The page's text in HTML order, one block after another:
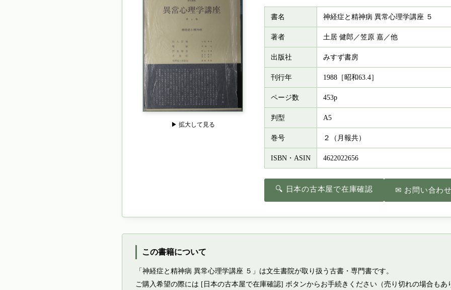
▶ 拡大して見る
書名 神経症と精神病 異常心理学講座 ５
著者 土居 健郎／笠原 嘉／他
出版社 みすず書房
刊行年 1988［昭和63.4］
ページ数 453p
判型 A5
巻号 ２（月報共）
ISBN・ASIN 4622022656
🔍 日本の古本屋で在庫確認 ✉ お問い合わせ
この書籍について
「神経症と精神病 異常心理学講座 ５」は文生書院が取り扱う古書・専門書です。
ご購入希望の際には [日本の古本屋で在庫確認] ボタンからお手続きください（売り切れの場合もあ